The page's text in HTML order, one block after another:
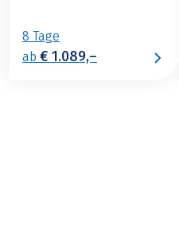
8 Tage
ab € 1.089,–